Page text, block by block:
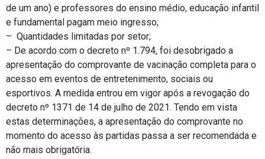
de um ano) e professores do ensino médio, educação infantil
e fundamental pagam meio ingresso;
– Quantidades limitadas por setor;
– De acordo com o decreto nº 1.794, foi desobrigado a
apresentação do comprovante de vacinação completa para o
acesso em eventos de entretenimento, sociais ou
esportivos. A medida entrou em vigor após a revogação do
decreto nº 1371 de 14 de julho de 2021. Tendo em vista
estas determinações, a apresentação do comprovante no
momento do acesso às partidas passa a ser recomendada e
não mais obrigatória.